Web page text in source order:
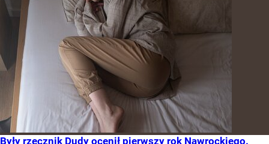
Były rzecznik Dudy ocenił pierwszy rok Nawrockiego.